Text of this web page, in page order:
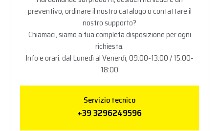
preventivo, ordinare il nostro catalogo o contattare il
nostro supporto?
Chiamaci, siamo a tua completa disposizione per ogni
richiesta.
Info e orari: dal Lunedì al Venerdì, 09:00-13:00 / 15:00-
18:00
Servizio tecnico
+39 3296249596